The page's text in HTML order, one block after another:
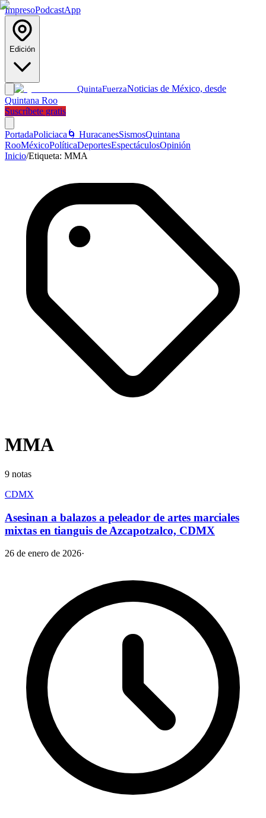
ImpresoPodcastApp
Edición
QuintaFuerzaNoticias de México, desde
Quintana Roo
Suscríbete gratis
PortadaPoliciaca 🌀 HuracanesSismosQuintana
RooMéxicoPolíticaDeportesEspectáculosOpinión
Inicio/Etiqueta: MMA
MMA
9 notas
CDMX
Asesinan a balazos a peleador de artes marciales
mixtas en tianguis de Azcapotzalco, CDMX
26 de enero de 2026·